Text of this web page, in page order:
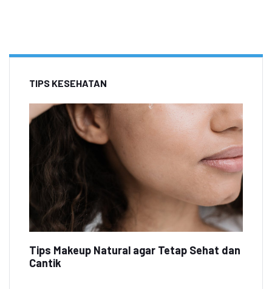
TIPS KESEHATAN
Tips Makeup Natural agar Tetap Sehat dan
Cantik